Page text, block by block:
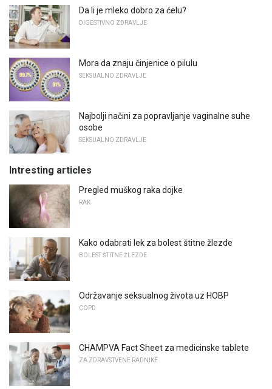
Da li je mleko dobro za ćelu?
DIGESTIVNO ZDRAVLJE
Mora da znaju činjenice o pilulu
SEKSUALNO ZDRAVLJE
Najbolji načini za popravljanje vaginalne suhe
osobe
SEKSUALNO ZDRAVLJE
Intresting articles
Pregled muškog raka dojke
RAK
Kako odabrati lek za bolest štitne žlezde
BOLEST ŠTITNE ŽLEZDE
Održavanje seksualnog života uz HOBP
COPD
CHAMPVA Fact Sheet za medicinske tablete
ZA ZDRAVSTVENE RADNIKE